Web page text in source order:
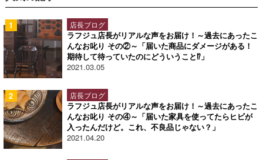
店長ブログ
ラフジュ店長がリアルな声をお届け！～過去にあったこ
んなお叱り その②～「届いた商品にダメージがある！
期待して待っていたのにどういうこと⁉」
2021.03.05
店長ブログ
ラフジュ店長がリアルな声をお届け！～過去にあったこ
んなお叱り その④～「届いた家具を使ってたらヒビが
入ったんだけど。これ、不良品じゃない？」
2021.04.20